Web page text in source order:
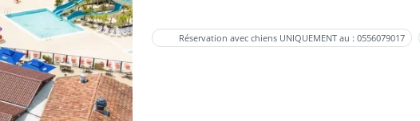
Réservation avec chiens UNIQUEMENT au : 0556079017